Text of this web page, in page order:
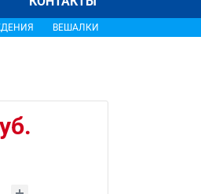
ВЕШАЛКИ